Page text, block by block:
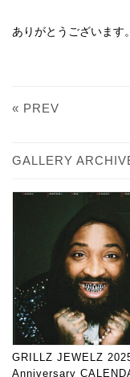
ありがとうございます。
« PREV
GALLERY
GRILLZ JEWELZ
Anniversary